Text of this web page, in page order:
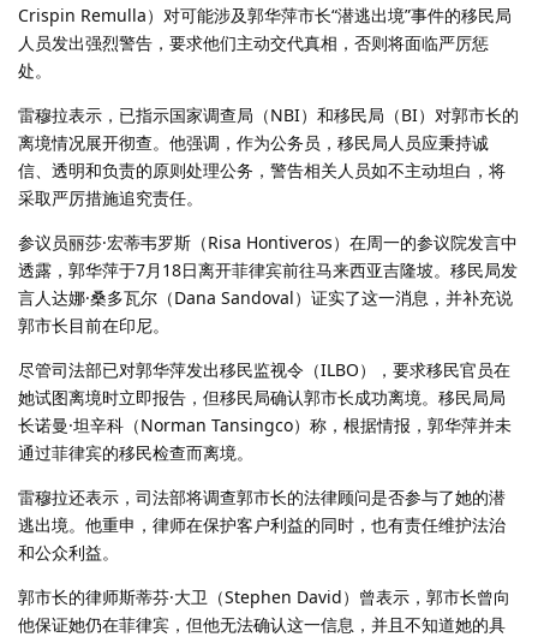
Crispin Remulla）对可能涉及郭华萍市长“潜逃出境”事件的移民局
人员发出强烈警告，要求他们主动交代真相，否则将面临严厉惩
处。
雷穆拉表示，已指示国家调查局（NBI）和移民局（BI）对郭市长的
离境情况展开彻查。他强调，作为公务员，移民局人员应秉持诚
信、透明和负责的原则处理公务，警告相关人员如不主动坦白，将
采取严厉措施追究责任。
参议员丽莎·宏蒂韦罗斯（Risa Hontiveros）在周一的参议院发言中
透露，郭华萍于7月18日离开菲律宾前往马来西亚吉隆坡。移民局发
言人达娜·桑多瓦尔（Dana Sandoval）证实了这一消息，并补充说
郭市长目前在印尼。
尽管司法部已对郭华萍发出移民监视令（ILBO），要求移民官员在
她试图离境时立即报告，但移民局确认郭市长成功离境。移民局局
长诺曼·坦辛科（Norman Tansingco）称，根据情报，郭华萍并未
通过菲律宾的移民检查而离境。
雷穆拉还表示，司法部将调查郭市长的法律顾问是否参与了她的潜
逃出境。他重申，律师在保护客户利益的同时，也有责任维护法治
和公众利益。
郭市长的律师斯蒂芬·大卫（Stephen David）曾表示，郭市长曾向
他保证她仍在菲律宾，但他无法确认这一信息，并且不知道她的具